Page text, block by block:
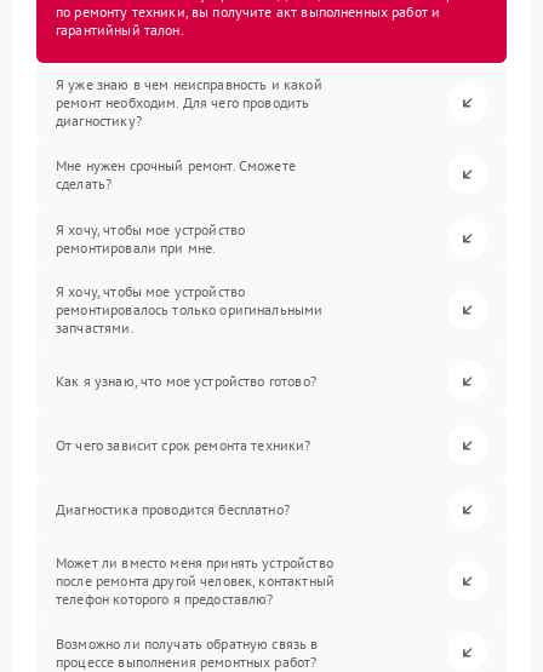
по ремонту техники, вы получите акт выполненных работ и
гарантийный талон.
Я уже знаю в чем неисправность и какой
ремонт необходим. Для чего проводить
диагностику?
Мне нужен срочный ремонт. Сможете
сделать?
Я хочу, чтобы мое устройство
ремонтировали при мне.
Я хочу, чтобы мое устройство
ремонтировалось только оригинальными
запчастями.
Как я узнаю, что мое устройство готово?
От чего зависит срок ремонта техники?
Диагностика проводится бесплатно?
Может ли вместо меня принять устройство
после ремонта другой человек, контактный
телефон которого я предоставлю?
Возможно ли получать обратную связь в
процессе выполнения ремонтных работ?